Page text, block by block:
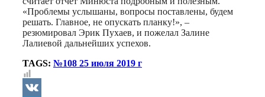
«Проблемы услышаны, вопросы поставлены, будем
решать. Главное, не опускать планку!», –
резюмировал Эрик Пухаев, и пожелал Залине
Лалиевой дальнейших успехов.
TAGS: №108 25 июля 2019 г